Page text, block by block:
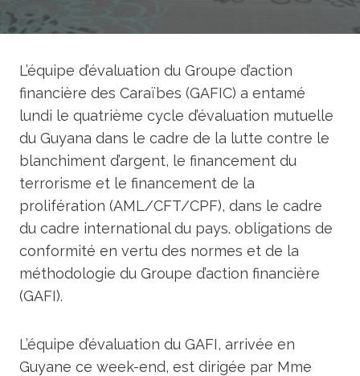
L’équipe d’évaluation du Groupe d’action
financière des Caraïbes (GAFIC) a entamé
lundi le quatrième cycle d’évaluation mutuelle
du Guyana dans le cadre de la lutte contre le
blanchiment d’argent, le financement du
terrorisme et le financement de la
prolifération (AML/CFT/CPF), dans le cadre
du cadre international du pays. obligations de
conformité en vertu des normes et de la
méthodologie du Groupe d’action financière
(GAFI).
L’équipe d’évaluation du GAFI, arrivée en
Guyane ce week-end, est dirigée par Mme